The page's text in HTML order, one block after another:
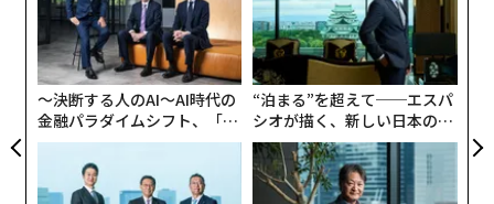
〜決断する人のAI〜AI時代の
金融パラダイムシフト、「超
個別化」の核心 【MUFG×ウ
ェルスナビ×PwC】
“泊まる”を超えて──エスパ
シオが描く、新しい日本のラ
グジュアリー（前編）